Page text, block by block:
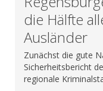
die Hälfte
Ausländer
Zunächst die gute
Sicherheitsbericht
regionale